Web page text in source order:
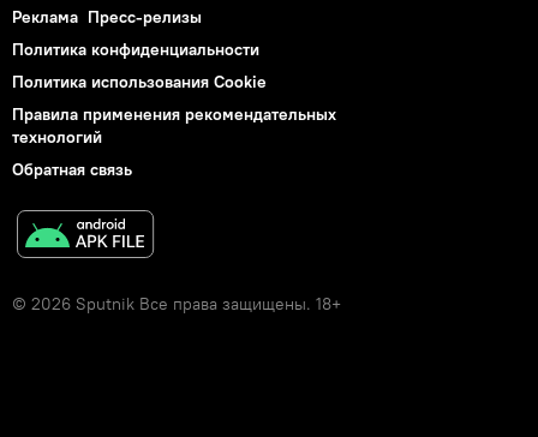
Реклама Пресс-релизы
Политика конфиденциальности
Политика использования Cookie
Правила применения рекомендательных
технологий
Обратная связь
© 2026 Sputnik Все права защищены. 18+